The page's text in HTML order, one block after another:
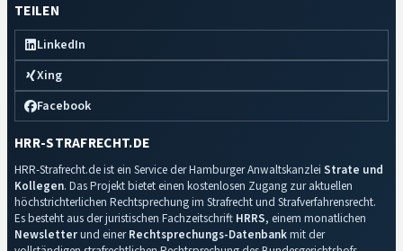
TEILEN
LinkedIn
Xing
Facebook
HRR-STRAFRECHT.DE
HRR-Strafrecht.de ist ein Service der Hamburger Anwaltskanzlei Strate und
Kollegen. Das Projekt bietet einen kostenlosen Zugang zur aktuellen
höchstrichterlichen Rechtsprechung im Strafrecht und Strafverfahrensrecht.
Es besteht aus der juristischen Fachzeitschrift HRRS, einem monatlichen
Newsletterund einerRechtsprechungs-Datenbankmit der